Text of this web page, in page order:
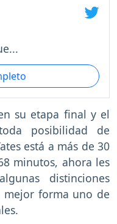
su etapa final y el
posibilidad de
está a más de 30
minutos, ahora les
distinciones
forma uno de